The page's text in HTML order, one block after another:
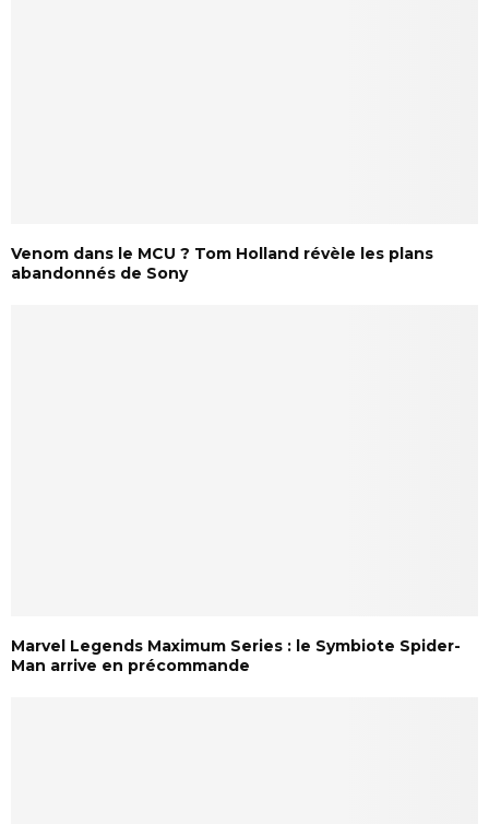
Venom dans le MCU ? Tom Holland révèle les plans
abandonnés de Sony
Marvel Legends Maximum Series : le Symbiote Spider-
Man arrive en précommande